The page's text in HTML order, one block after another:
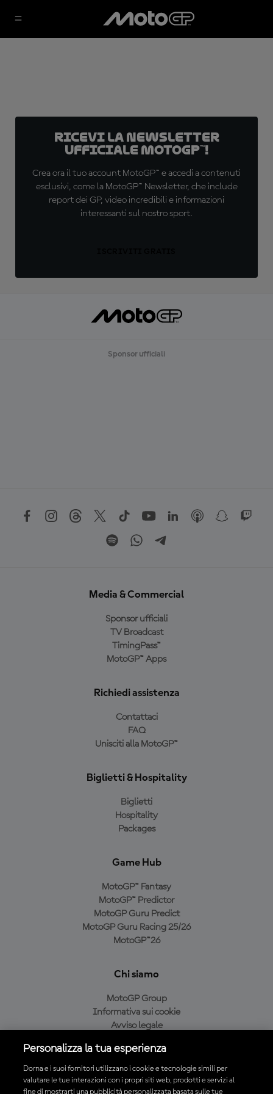
Ricevi la newsletter
ufficiale MotoGP™!
Crea ora il tuo account MotoGP™ e accedi a contenuti
esclusivi, come la MotoGP™ Newsletter, che include
report dei GP, video incredibili e informazioni
interessanti sul nostro sport.
Sponsor ufficiali
Media & Commercial
Sponsor ufficiali
TV Broadcast
TimingPass™
MotoGP™ Apps
Richiedi assistenza
Contattaci
FAQ
Unisciti alla MotoGP™
Biglietti & Hospitality
Biglietti
Hospitality
Packages
Game Hub
MotoGP™ Fantasy
MotoGP™ Predictor
MotoGP Guru Predict
MotoGP Guru Racing 25/26
MotoGP™26
Chi siamo
MotoGP Group
Informativa sui cookie
Avviso legale
Condizioni di acquisto
Personalizza la tua esperienza
Dorna e i suoi fornitori utilizzano i cookie e tecnologie simili per
valutare le tue interazioni con i propri siti web, prodotti e servizi al
fine di mostrarti una pubblicità personalizzata basata sulle tue